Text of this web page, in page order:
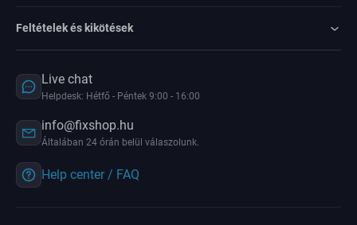
Feltételek és kikötések
Live chat
Helpdesk: Hétfő - Péntek 9:00 - 16:00
info@fixshop.hu
Általában 24 órán belül válaszolunk.
Help center / FAQ